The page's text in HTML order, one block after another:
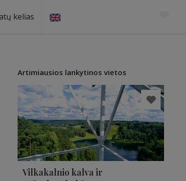
kelias
Artimiausios lankytinos vietos
Vilkakalnio kalva ir